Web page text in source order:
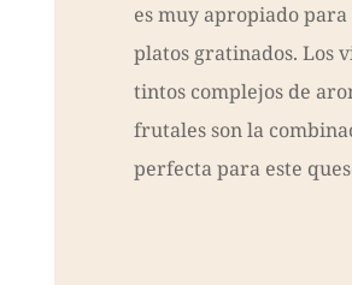
es muy apropiado para
platos gratinados. Los
tintos complejos de
frutales son la
perfecta para este